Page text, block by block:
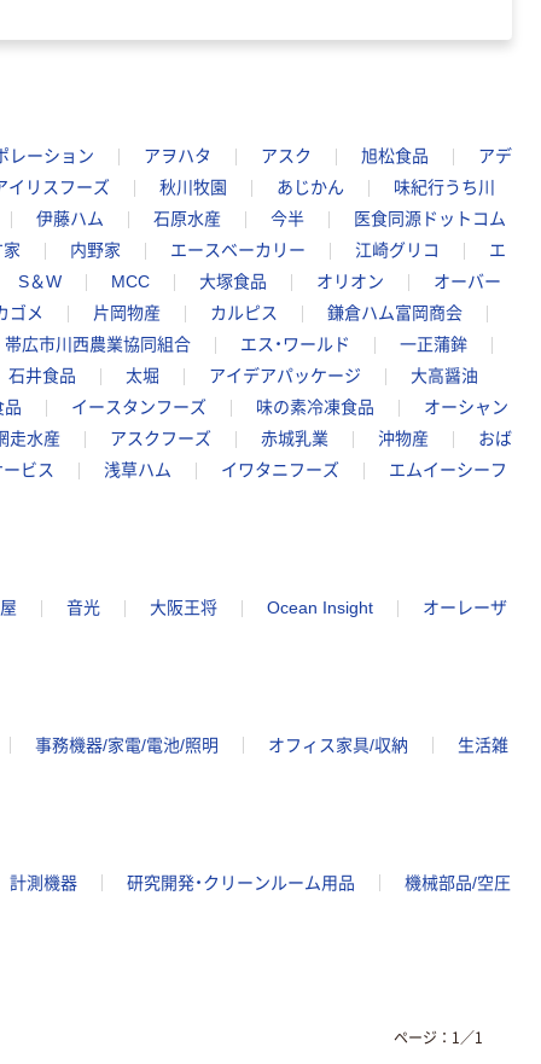
レーション アヲハタ アスク 旭松食品
アデ
イリスフーズ 秋川牧園 あじかん
味紀行うち川
伊藤ハム 石原水産 今半
医食同源ドットコム
家 内野家 エースベーカリー 江崎グリコ
エ
S＆W MCC 大塚食品 オリオン
オーバー
ゴメ 片岡物産 カルピス
鎌倉ハム富岡商会
帯広市川西農業協同組合 エス・ワールド
一正蒲鉾
石井食品 太堀 アイデアパッケージ
大高醤油
品 イースタンフーズ 味の素冷凍食品
オーシャン
走水産 アスクフーズ 赤城乳業 沖物産
おば
ビス 浅草ハム イワタニフーズ
エムイーシーフ
音光 大阪王将 Ocean Insight
オーレーザ
事務機器/家電/電池/照明 オフィス家具/収納
生活雑
計測機器 研究開発・クリーンルーム用品
機械部品/空圧
ページ： 1 ／1